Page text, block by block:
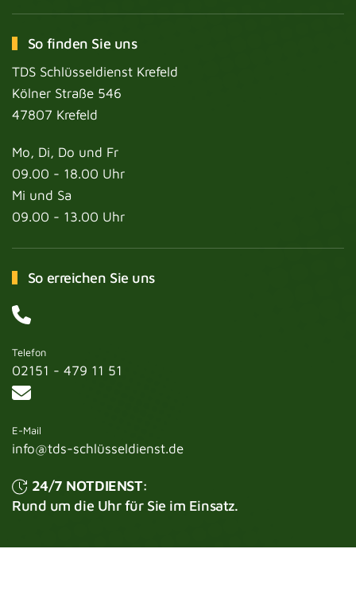
So finden Sie uns
TDS Schlüsseldienst Krefeld
Kölner Straße 546
47807 Krefeld
Mo, Di, Do und Fr
09.00 - 18.00 Uhr
Mi und Sa
09.00 - 13.00 Uhr
So erreichen Sie uns
Telefon
02151 - 479 11 51
E-Mail
info@tds-schlüsseldienst.de
24/7 NOTDIENST:
Rund um die Uhr für Sie im Einsatz.